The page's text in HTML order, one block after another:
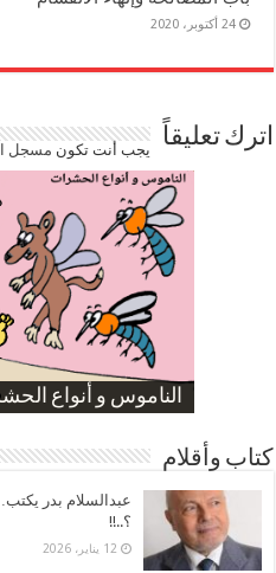
24 أكتوبر، 2020
اترك تعليقاً يجب أنت تكون مسجل
الناموس و أنواع
الموظفين بعد ارتفاع
ارتفاع نسبة الطلاق
صورة كاركاتيرية
صورة كاركاتيرية
كتاب وأقلام
عبدالسلام بدر
؟..!!
12 يناير، 2026